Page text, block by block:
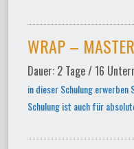
WRAP – MASTER
Dauer: 2 Tage / 16
in dieser Schulung
Schulung ist auch für